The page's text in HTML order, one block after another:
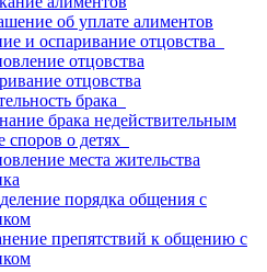
об уплате алиментов
и оспаривание отцовства
отцовства
отцовства
брака
брака недействительным
споров о детях
места жительства
порядка общения с
препятствий к общению с